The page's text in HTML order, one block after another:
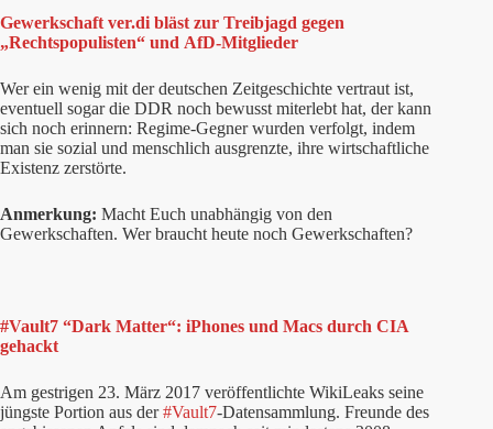
Gewerkschaft ver.di bläst zur Treibjagd gegen
„Rechtspopulisten“ und AfD-Mitglieder
Wer ein wenig mit der deutschen Zeitgeschichte vertraut ist,
eventuell sogar die DDR noch bewusst miterlebt hat, der kann
sich noch erinnern: Regime-Gegner wurden verfolgt, indem
man sie sozial und menschlich ausgrenzte, ihre wirtschaftliche
Existenz zerstörte.
Anmerkung: Macht Euch unabhängig von den
Gewerkschaften. Wer braucht heute noch Gewerkschaften?
#Vault7 “Dark Matter“: iPhones und Macs durch CIA
gehackt
Am gestrigen 23. März 2017 veröffentlichte WikiLeaks seine
jüngste Portion aus der#Vault7-Datensammlung. Freunde des